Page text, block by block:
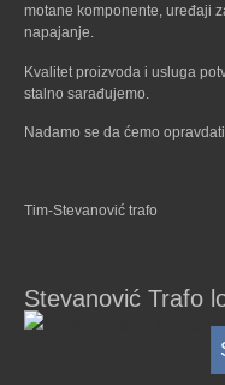
motane komponente, uređaji
napajanje.
Kvalitet proizvoda i usluga
stalno sarađujemo.
Nadamo se da ćemo
Tim-Stevanović trafo
Stevanović Trafo